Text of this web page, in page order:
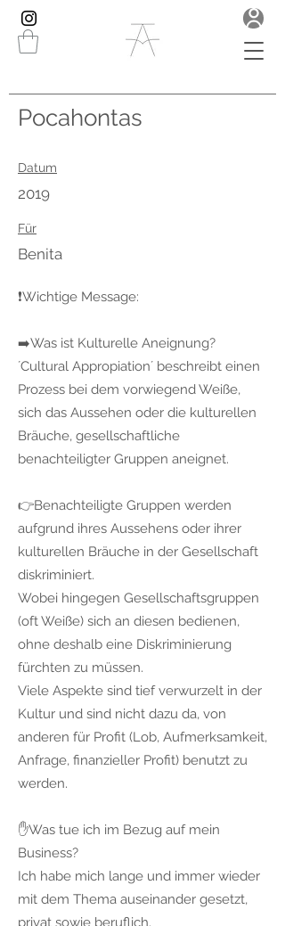
Pocahontas
Datum
2019
Für
Benita
❗️Wichtige Message:
➡️Was ist Kulturelle Aneignung?
´Cultural Appropiation´ beschreibt einen
Prozess bei dem vorwiegend Weiße,
sich das Aussehen oder die kulturellen
Bräuche, gesellschaftliche
benachteiligter Gruppen aneignet.
👉Benachteiligte Gruppen werden
aufgrund ihres Aussehens oder ihrer
kulturellen Bräuche in der Gesellschaft
diskriminiert.
Wobei hingegen Gesellschaftsgruppen
(oft Weiße) sich an diesen bedienen,
ohne deshalb eine Diskriminierung
fürchten zu müssen.
Viele Aspekte sind tief verwurzelt in der
Kultur und sind nicht dazu da, von
anderen für Profit (Lob, Aufmerksamkeit,
Anfrage, finanzieller Profit) benutzt zu
werden.
✋Was tue ich im Bezug auf mein
Business?
Ich habe mich lange und immer wieder
mit dem Thema auseinander gesetzt,
privat sowie beruflich.